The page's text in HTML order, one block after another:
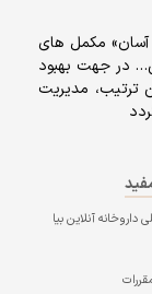
آسان» مكمل هاى
در جهت بهبود
ترتیب، مدیریت
داروخانه آنلاین بیا